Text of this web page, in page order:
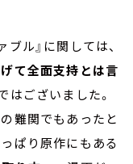
ル』に関しては、
て全面支持とは言
はございました。
難関でもあったと
ぱり原作にもある